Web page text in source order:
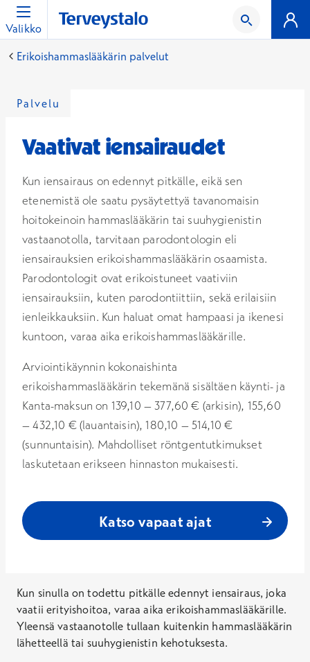
Valikko
Erikoishammaslääkärin palvelut
Palvelu
Vaativat iensairaudet
Kun iensairaus on edennyt pitkälle, eikä sen
etenemistä ole saatu pysäytettyä tavanomaisin
hoitokeinoin hammaslääkärin tai suuhygienistin
vastaanotolla, tarvitaan parodontologin eli
iensairauksien erikoishammaslääkärin osaamista.
Parodontologit ovat erikoistuneet vaativiin
iensairauksiin, kuten parodontiittiin, sekä erilaisiin
ienleikkauksiin. Kun haluat omat hampaasi ja ikenesi
kuntoon, varaa aika erikoishammaslääkärille.
Arviointikäynnin kokonaishinta
erikoishammaslääkärin tekemänä sisältäen käynti- ja
Kanta-maksun on 139,10 – 377,60 € (arkisin), 155,60
– 432,10 € (lauantaisin), 180,10 – 514,10 €
(sunnuntaisin). Mahdolliset röntgentutkimukset
laskutetaan erikseen hinnaston mukaisesti.
Katso vapaat ajat
Kun sinulla on todettu pitkälle edennyt iensairaus, joka
vaatii erityishoitoa, varaa aika erikoishammaslääkärille.
Yleensä vastaanotolle tullaan kuitenkin hammaslääkärin
lähetteellä tai suuhygienistin kehotuksesta.